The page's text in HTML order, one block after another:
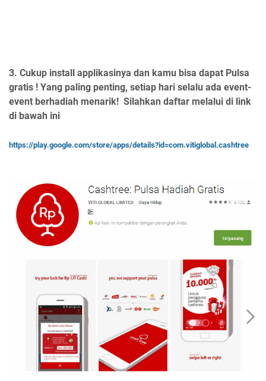
3. Cukup install applikasinya dan kamu bisa dapat Pulsa
gratis ! Yang paling penting, setiap hari selalu ada event-
event berhadiah menarik! Silahkan daftar melalui di link
di bawah ini
https://play.google.com/store/apps/details?id=com.vitiglobal.cashtree